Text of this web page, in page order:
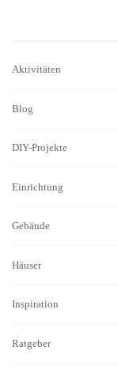
Aktivitäten
Blog
DIY-Projekte
Einrichtung
Gebäude
Häuser
Inspiration
Ratgeber